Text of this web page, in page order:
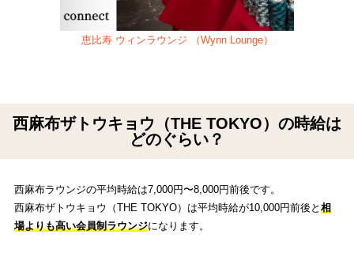
恵比寿 ウィンラウンジ （Wynn Lounge）
西麻布ザトウキョウ（THE TOKYO）の時給は
どのぐらい？
西麻布ラウンジの平均時給は7,000円〜8,000円前後です。
西麻布ザトウキョウ（THE TOKYO）は平均時給が10,000円前後と 相
場よりも高い会員制ラウンジになります。